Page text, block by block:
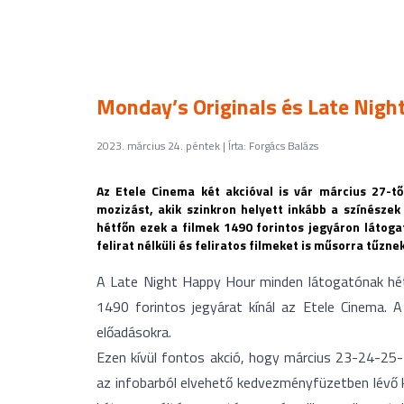
Monday’s Originals és Late
2023. március 24. péntek | Írta: Forgács Balázs
Az Etele Cinema két akcióval is vár március 27-
mozizást, akik szinkron helyett inkább a
hétfőn ezek a filmek 1490 forintos jegyáron
felirat nélküli és feliratos filmeket is műsorra
A Late Night Happy Hour minden látogatónak
1490 forintos jegyárat kínál az Etele Cinema.
előadásokra.
Ezen kívül fontos akció, hogy március 23-24-
az infobarból elvehető kedvezményfüzetben